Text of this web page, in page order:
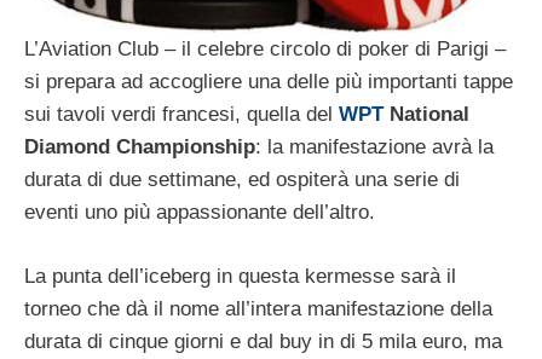
L’Aviation Club – il celebre circolo di poker di Parigi –
si prepara ad accogliere una delle più importanti tappe
sui tavoli verdi francesi, quella del WPTNational
Diamond Championship: la manifestazione avrà la
durata di due settimane, ed ospiterà una serie di
eventi uno più appassionante dell’altro.
La punta dell’iceberg in questa kermesse sarà il
torneo che dà il nome all’intera manifestazione della
durata di cinque giorni e dal buy in di 5 mila euro, ma